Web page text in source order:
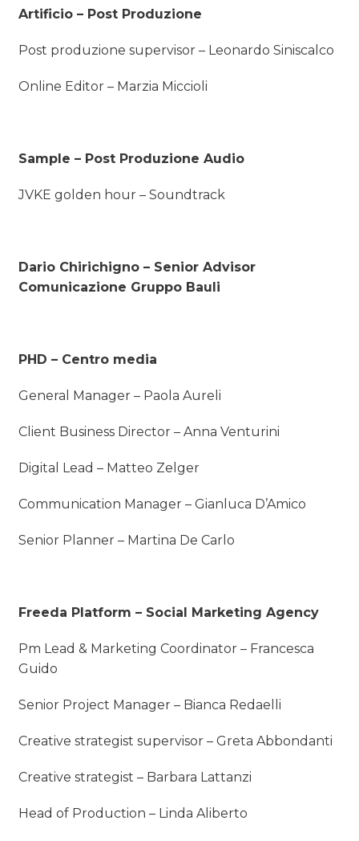
Artificio – Post Produzione
Post produzione supervisor – Leonardo Siniscalco
Online Editor – Marzia Miccioli
Sample – Post Produzione Audio
JVKE golden hour – Soundtrack
Dario Chirichigno – Senior Advisor
Comunicazione Gruppo Bauli
PHD – Centro media
General Manager – Paola Aureli
Client Business Director – Anna Venturini
Digital Lead – Matteo Zelger
Communication Manager – Gianluca D’Amico
Senior Planner – Martina De Carlo
Freeda Platform – Social Marketing Agency
Pm Lead & Marketing Coordinator – Francesca
Guido
Senior Project Manager – Bianca Redaelli
Creative strategist supervisor – Greta Abbondanti
Creative strategist – Barbara Lattanzi
Head of Production – Linda Aliberto